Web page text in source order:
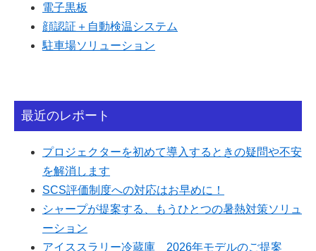
電子黒板
顔認証＋自動検温システム
駐車場ソリューション
最近のレポート
プロジェクターを初めて導入するときの疑問や不安
を解消します
SCS評価制度への対応はお早めに！
シャープが提案する、もうひとつの暑熱対策ソリュ
ーション
アイススラリー冷蔵庫 2026年モデルのご提案